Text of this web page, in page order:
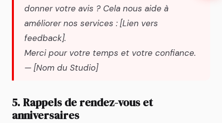
donner votre avis ? Cela nous aide à
améliorer nos services : [Lien vers
feedback].
Merci pour votre temps et votre confiance.
— [Nom du Studio]
5. Rappels de rendez-vous et
anniversaires